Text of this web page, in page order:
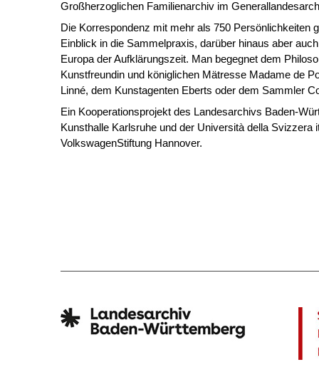
Großherzoglichen Familienarchiv im
Die Korrespondenz mit mehr als 750 Persönlichkeiten
Einblick in die Sammelpraxis, darüber hinaus aber
Europa der Aufklärungszeit. Man begegnet dem
Kunstfreundin und königlichen Mätresse Madame de
Linné, dem Kunstagenten Eberts oder dem Sammler
Ein Kooperationsprojekt des Landesarchivs Baden-
Kunsthalle Karlsruhe und der Università della Svizzera
VolkswagenStiftung Hannover.